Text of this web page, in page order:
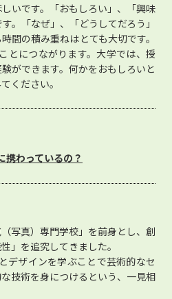
いです。「おもしろい」、「興味
。「なぜ」、「どうしてだろう」
間の積み重ねはとても大切です。
とにつながります。大学では、授
ができます。何かをおもしろいと
ください。
携わっているの？
写真）専門学校」を前身とし、創
」を追究してきました。
デザインを学ぶことで芸術的なセ
技術を身につけるという、一見相